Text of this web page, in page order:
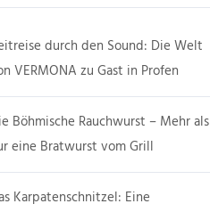
durch den Sound: Die Welt
VERMONA zu Gast in Profen
Böhmische Rauchwurst – Mehr als
eine Bratwurst vom Grill
Karpatenschnitzel: Eine